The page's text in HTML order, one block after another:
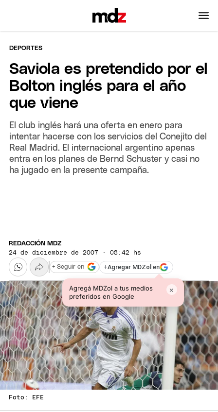
DEPORTES
Saviola es pretendido por el
Bolton inglés para el año
que viene
El club inglés hará una oferta en enero para
intentar hacerse con los servicios del Conejito del
Real Madrid. El internacional argentino apenas
entra en los planes de Bernd Schuster y casi no
ha jugado en la presente campaña.
REDACCIÓN MDZ
24 de diciembre de 2007 · 08:42 hs
+Agregar MDZol en
Agregá MDZol a tus medios
preferidos en Google
×
+ Seguir en
Foto: EFE